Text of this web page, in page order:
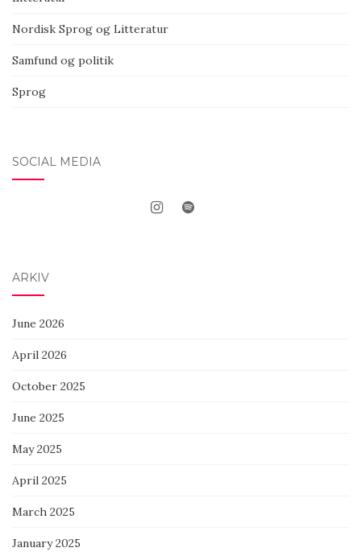
Nordisk Sprog og Litteratur
Samfund og politik
Sprog
SOCIAL MEDIA
ARKIV
June 2026
April 2026
October 2025
June 2025
May 2025
April 2025
March 2025
January 2025